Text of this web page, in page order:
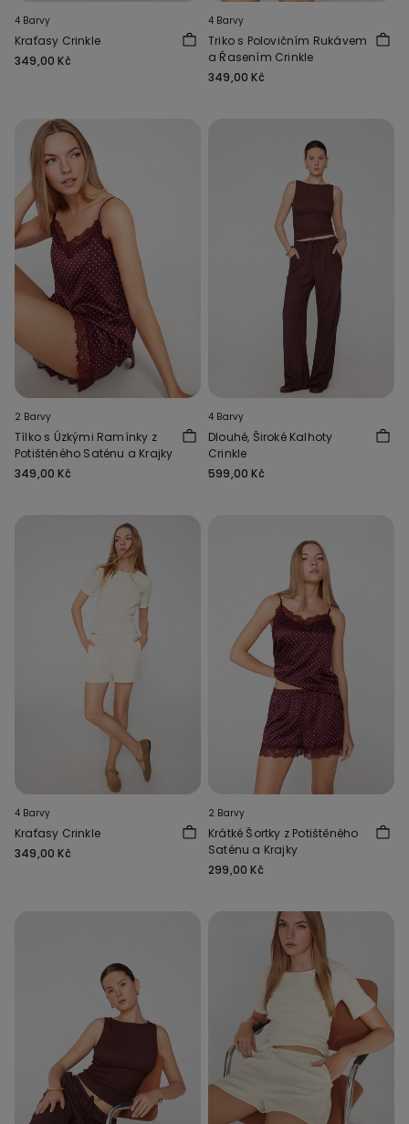
4 Barvy
Kraťasy Crinkle
349,00 Kč
4 Barvy
Triko s Polovičním Rukávem
a Řasením Crinkle
349,00 Kč
2 Barvy
Tílko s Úzkými Ramínky z
Potištěného Saténu a Krajky
349,00 Kč
4 Barvy
Dlouhé, Široké Kalhoty
Crinkle
599,00 Kč
4 Barvy
Kraťasy Crinkle
349,00 Kč
2 Barvy
Krátké Šortky z Potištěného
Saténu a Krajky
299,00 Kč